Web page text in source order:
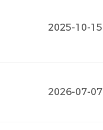
2025-10-15
2026-07-07